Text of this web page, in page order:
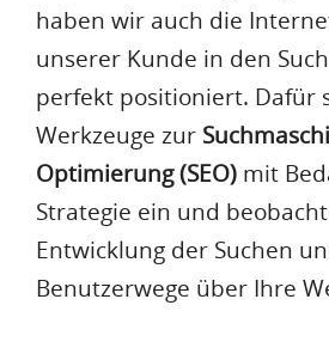
haben wir auch die
unserer Kunde in den
perfekt positioniert. Dafür
Werkzeuge zur
Optimierung (SEO) mit
Strategie ein und
Entwicklung der Suchen
Benutzerwege über Ihre